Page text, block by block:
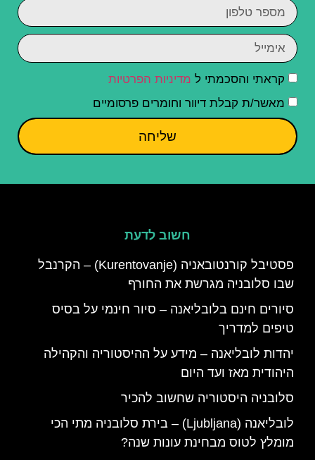
קראתי והסכמתי ל מדיניות הפרטיות
מאשר/ת קבלת דיוור וחומרים פרסומיים
שליחה
חשוב לדעת
פסטיבל קורנטובאניה (Kurentovanje) – הקרנבל
שבו סלובניה מגרשת את החורף
סיורים חינם בלובליאנה – סיור חינמי על בסיס
טיפים למדריך
יהדות לובליאנה – מידע על ההיסטוריה והקהילה
היהודית מאז ועד היום
סלובניה היסטוריה שחשוב להכיר
לובליאנה (Ljubljana) – בירת סלובניה מתי הכי
מומלץ לטוס מבחינת עונות שנה?